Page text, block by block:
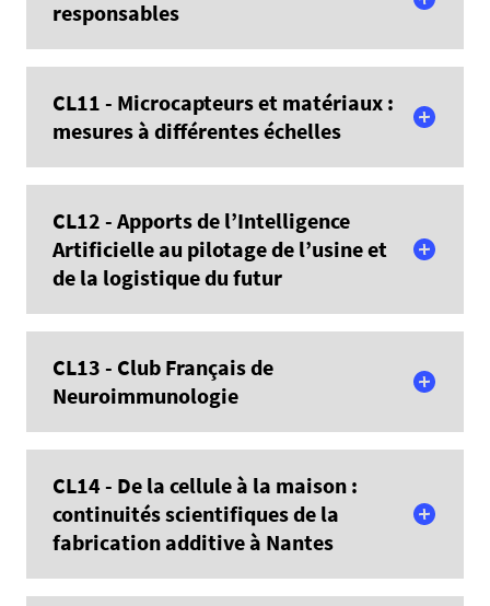
responsables
CL11 - Microcapteurs et matériaux :
mesures à différentes échelles
CL12 - Apports de l’Intelligence
Artificielle au pilotage de l’usine et
de la logistique du futur
CL13 - Club Français de
Neuroimmunologie
CL14 - De la cellule à la maison :
continuités scientifiques de la
fabrication additive à Nantes